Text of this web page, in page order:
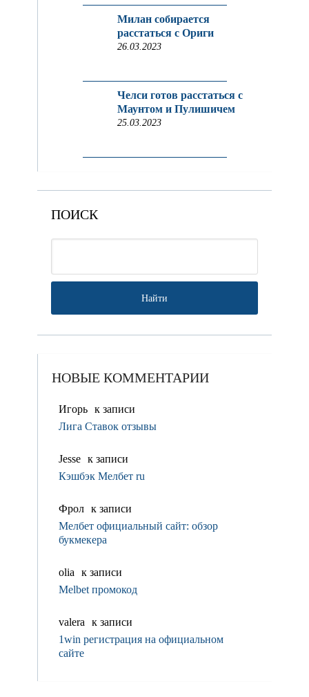
Милан собирается
расстаться с Ориги
26.03.2023
Челси готов расстаться с
Маунтом и Пулишичем
25.03.2023
ПОИСК
НОВЫЕ КОММЕНТАРИИ
Игорь к записи
Лига Ставок отзывы
Jesse к записи
Кэшбэк Мелбет ru
Фрол к записи
Мелбет официальный сайт: обзор
букмекера
olia
к записи
Melbet промокод
valerа
к записи
1win регистрация на официальном
сайте